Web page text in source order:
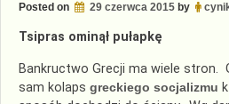
Posted on 29 czerwca 2015 by
Tsipras ominął pułapkę
Bankructwo Grecji ma wiele stron.
sam kolaps greckiego socjalizmu